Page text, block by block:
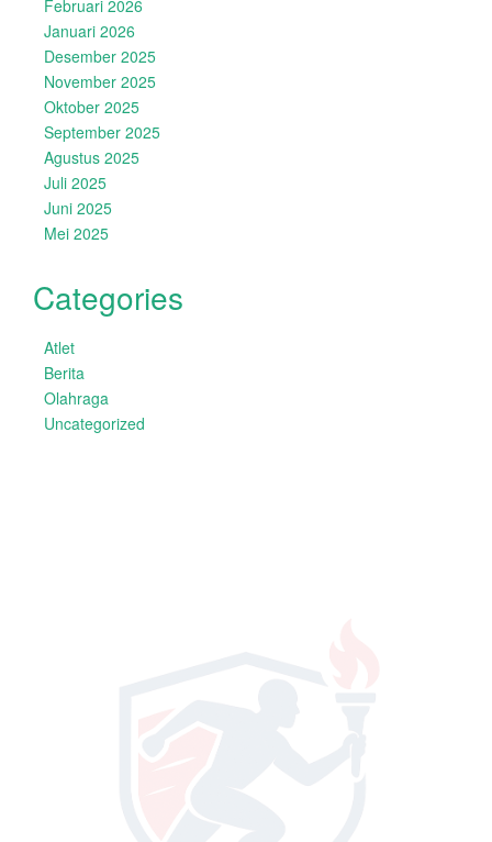
Februari 2026
Januari 2026
Desember 2025
November 2025
Oktober 2025
September 2025
Agustus 2025
Juli 2025
Juni 2025
Mei 2025
Categories
Atlet
Berita
Olahraga
Uncategorized